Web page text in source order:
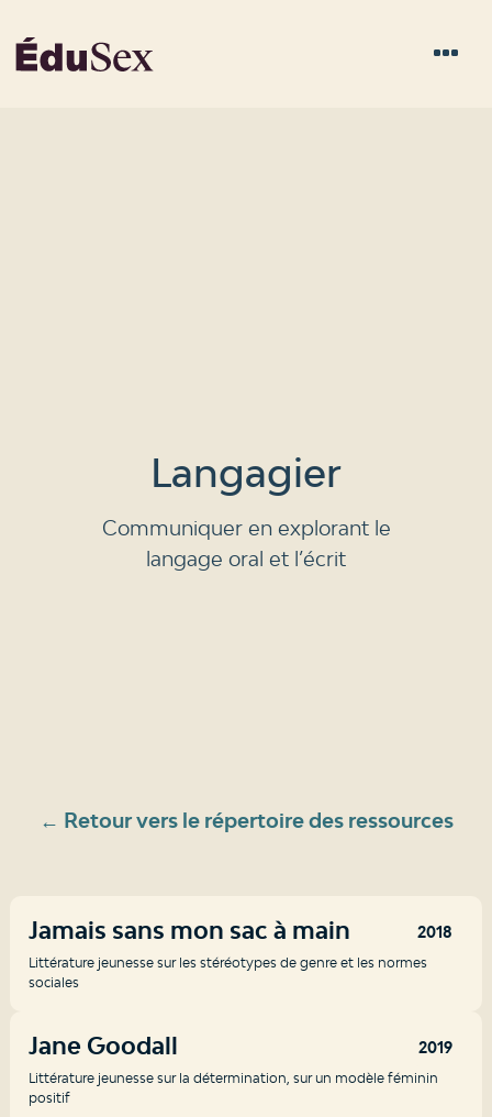
Langagier
Communiquer en explorant le
langage oral et l’écrit
← Retour vers le répertoire des ressources
2018
Jamais sans mon sac à main
Littérature jeunesse sur les stéréotypes de genre et les normes
sociales
2019
Jane Goodall
Littérature jeunesse sur la détermination, sur un modèle féminin
positif